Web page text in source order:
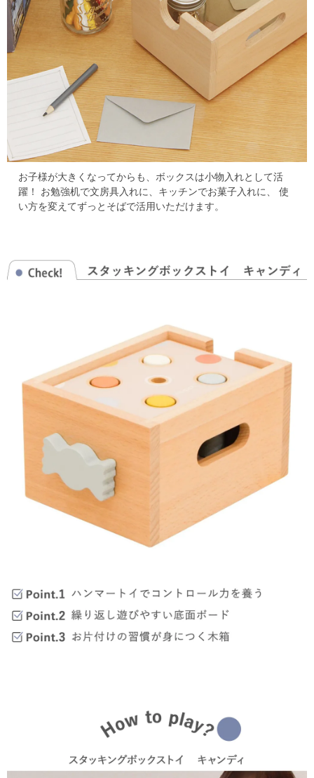
お子様が大きくなってからも、ボックスは小物入れとして活
躍！
お勉強机で文房具入れに、キッチンでお菓子入れに、
使
い方を変えてずっとそばで活用いただけます。